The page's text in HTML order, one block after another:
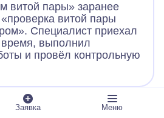
витой пары» заранее
витой пары
Специалист приехал
время, выполнил
и провёл контрольную
Заявка Меню